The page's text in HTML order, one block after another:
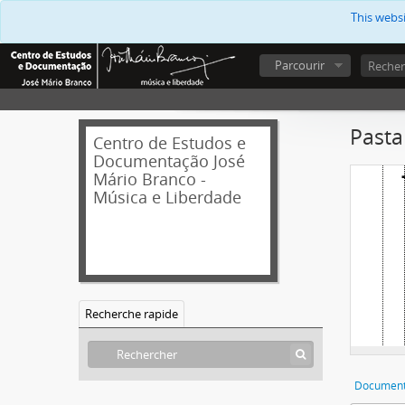
This
Parcourir
Centro de Estudos e
Documentação José
Mário Branco -
Música e Liberdade
Recherche rapide